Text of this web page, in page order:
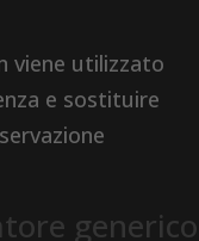
viene utilizzato
e sostituire
generico